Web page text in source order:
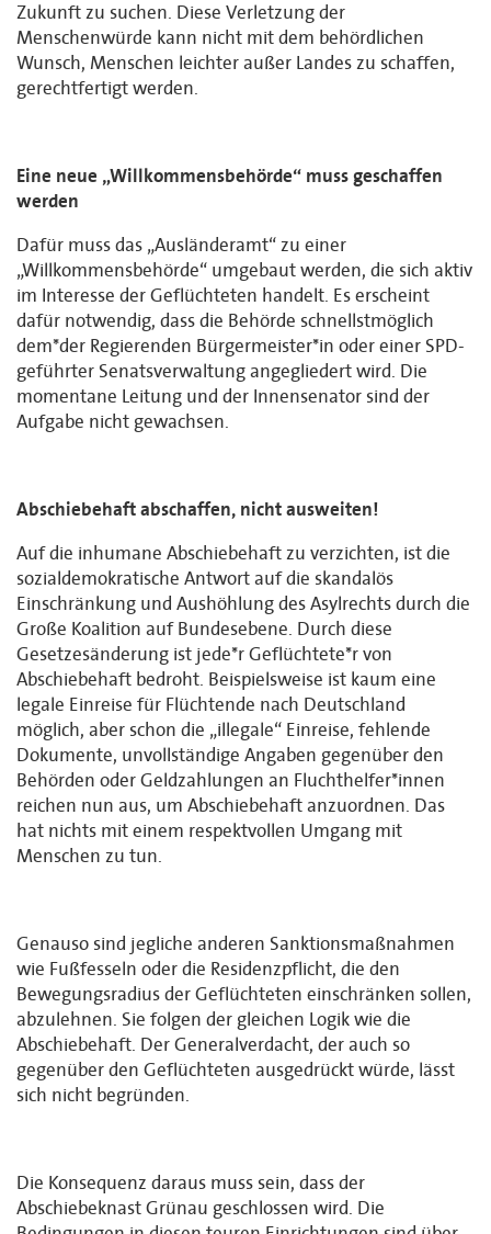
Zukunft zu suchen. Diese Verletzung der
Menschenwürde kann nicht mit dem behördlichen
Wunsch, Menschen leichter außer Landes zu schaffen,
gerechtfertigt werden.
Eine neue „Willkommensbehörde“ muss geschaffen
werden
Dafür muss das „Ausländeramt“ zu einer
„Willkommensbehörde“ umgebaut werden, die sich aktiv
im Interesse der Geflüchteten handelt. Es erscheint
dafür notwendig, dass die Behörde schnellstmöglich
dem*der Regierenden Bürgermeister*in oder einer SPD-
geführter Senatsverwaltung angegliedert wird. Die
momentane Leitung und der Innensenator sind der
Aufgabe nicht gewachsen.
Abschiebehaft abschaffen, nicht ausweiten!
Auf die inhumane Abschiebehaft zu verzichten, ist die
sozialdemokratische Antwort auf die skandalös
Einschränkung und Aushöhlung des Asylrechts durch die
Große Koalition auf Bundesebene. Durch diese
Gesetzesänderung ist jede*r Geflüchtete*r von
Abschiebehaft bedroht. Beispielsweise ist kaum eine
legale Einreise für Flüchtende nach Deutschland
möglich, aber schon die „illegale“ Einreise, fehlende
Dokumente, unvollständige Angaben gegenüber den
Behörden oder Geldzahlungen an Fluchthelfer*innen
reichen nun aus, um Abschiebehaft anzuordnen. Das
hat nichts mit einem respektvollen Umgang mit
Menschen zu tun.
Genauso sind jegliche anderen Sanktionsmaßnahmen
wie Fußfesseln oder die Residenzpflicht, die den
Bewegungsradius der Geflüchteten einschränken sollen,
abzulehnen. Sie folgen der gleichen Logik wie die
Abschiebehaft. Der Generalverdacht, der auch so
gegenüber den Geflüchteten ausgedrückt würde, lässt
sich nicht begründen.
Die Konsequenz daraus muss sein, dass der
Abschiebeknast Grünau geschlossen wird. Die